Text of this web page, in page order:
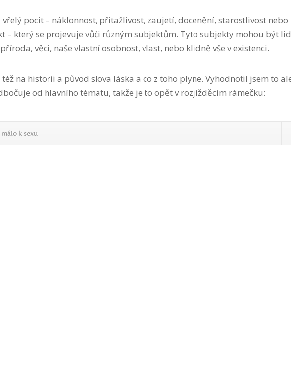
vřelý pocit – náklonnost, přitažlivost, zaujetí, docenění, starostlivost nebo
– který se projevuje vůči různým subjektům. Tyto subjekty mohou být
věci, naše vlastní osobnost, vlast, nebo klidně vše v existenci.
na historii a původ slova láska a co z toho plyne. Vyhodnotil jsem to
od hlavního tématu, takže je to opět v rozjížděcím rámečku:
málo k sexu